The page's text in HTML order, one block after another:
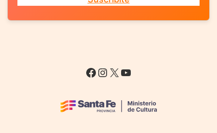
Facebook
Instagram
X YouTube